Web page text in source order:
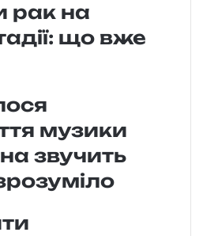
рак на
що вже
музики
звучить